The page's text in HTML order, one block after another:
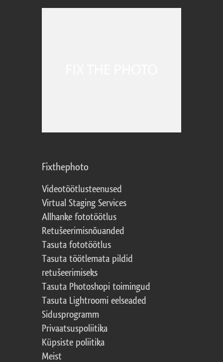
Fixthephoto
Videotöötlusteenused
Virtual Staging Services
Allhanke fototöötlus
Retušeerimisnõuanded
Tasuta fototöötlus
Tasuta töötlemata pildid
retušeerimiseks
Tasuta Photoshopi toimingud
Tasuta Lightroomi eelseaded
Sidusprogramm
Privaatsuspoliitika
Küpsiste poliitika
Meist